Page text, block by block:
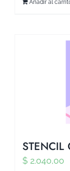
Añadir al
STENCIL
$ 2.040,00